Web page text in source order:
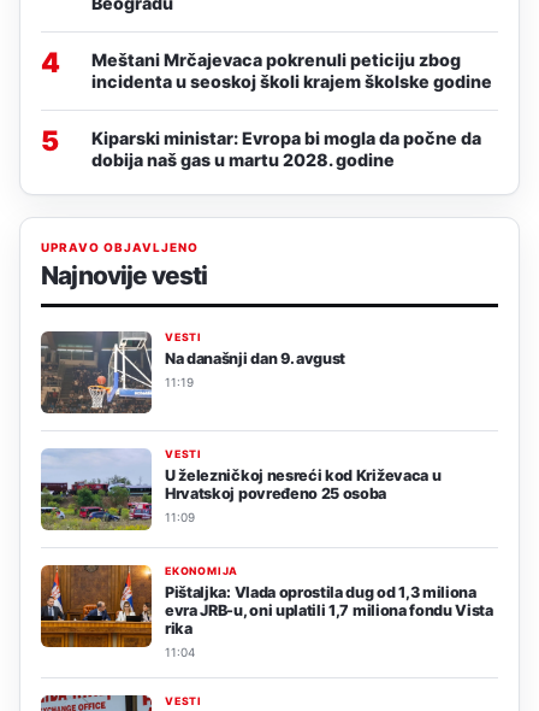
4
Meštani Mrčajevaca pokrenuli peticiju zbog
incidenta u seoskoj školi krajem školske godine
5
Kiparski ministar: Evropa bi mogla da počne da
dobija naš gas u martu 2028. godine
UPRAVO OBJAVLJENO
Najnovije vesti
VESTI
Na današnji dan 9. avgust
11:19
VESTI
U železničkoj nesreći kod Križevaca u
Hrvatskoj povređeno 25 osoba
11:09
EKONOMIJA
Pištaljka: Vlada oprostila dug od 1,3 miliona
evra JRB-u, oni uplatili 1,7 miliona fondu Vista
rika
11:04
VESTI